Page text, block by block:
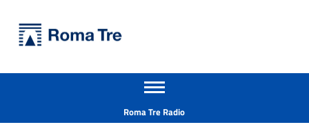
Proposte bibliografiche dedicate alla sostenibilità - Università Roma Tre
Apri il menu secondario
Roma Tre Radio